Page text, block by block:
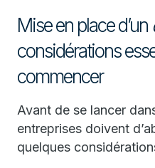
Mise en place d’un
considérations
commencer
Avant de se lancer
entreprises doivent
quelques